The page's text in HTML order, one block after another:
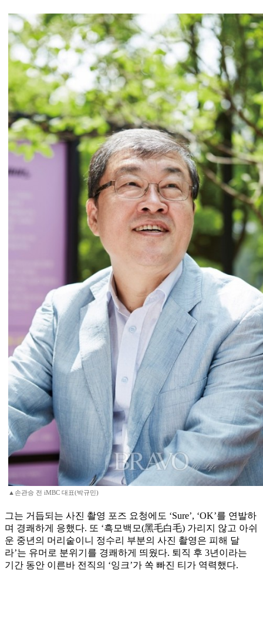
▲손관승 전 iMBC 대표(박규민)
그는 거듭되는 사진 촬영 포즈 요청에도 ‘Sure’, ‘OK’를 연발하
며 경쾌하게 응했다. 또 ‘흑모백모(黑毛白毛) 가리지 않고 아쉬
운 중년의 머리숱이니 정수리 부분의 사진 촬영은 피해 달
라’는 유머로 분위기를 경쾌하게 띄웠다. 퇴직 후 3년이라는
기간 동안 이른바 전직의 ‘잉크’가 쏙 빠진 티가 역력했다.